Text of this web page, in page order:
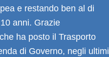
e restando ben al di
anni. Grazie
ha posto il Trasporto
di Governo, negli ultimi